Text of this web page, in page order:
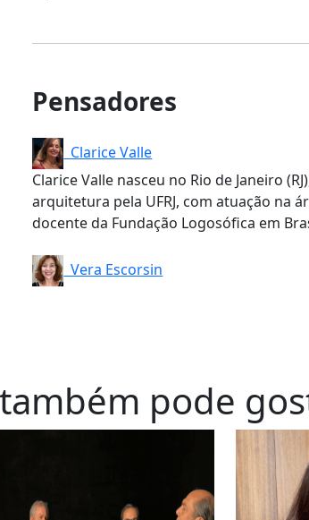
Pensadores
Clarice Valle
Clarice Valle nasceu no Rio de Janeiro
arquitetura pela UFRJ, com atuação na
docente da Fundação Logosófica em
Vera Escorsin
pode